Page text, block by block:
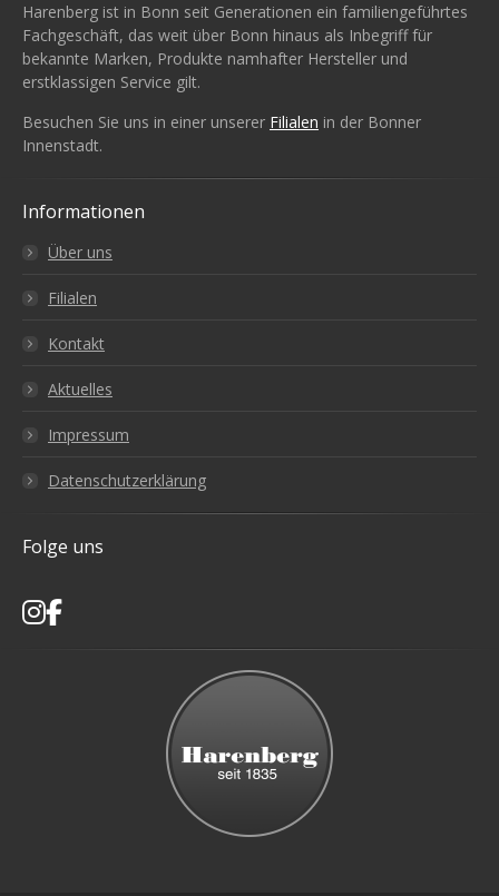
Harenberg ist in Bonn seit Generationen ein familiengeführtes
Fachgeschäft, das weit über Bonn hinaus als Inbegriff für
bekannte Marken, Produkte namhafter Hersteller und
erstklassigen Service gilt.
Besuchen Sie uns in einer unserer Filialen in der Bonner
Innenstadt.
Informationen
Über uns
Filialen
Kontakt
Aktuelles
Impressum
Datenschutzerklärung
Folge uns